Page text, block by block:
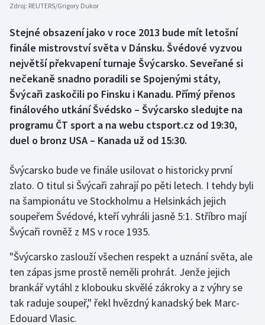
Box
Curling
Dostihy
Florbal
Futsal
Golf
Gymnastika
Jezdectví
Judo
Zdroj: REUTERS/Grigory Dukor
Stejné obsazení jako v roce 2013 bude mít letošní
finále mistrovství světa v Dánsku. Švédové vyzvou
největší překvapení turnaje Švýcarsko. Seveřané si
nečekaně snadno poradili se Spojenými státy,
Švýcaři zaskočili po Finsku i Kanadu. Přímý přenos
finálového utkání Švédsko – Švýcarsko sledujte na
programu ČT sport a na webu ctsport.cz od 19:30,
duel o bronz USA – Kanada už od 15:30.
Švýcarsko bude ve finále usilovat o historicky první
zlato. O titul si Švýcaři zahrají po pěti letech. I tehdy byli
na šampionátu ve Stockholmu a Helsinkách jejich
soupeřem Švédové, kteří vyhráli jasně 5:1. Stříbro mají
Švýcaři rovněž z MS v roce 1935.
"Švýcarsko zaslouží všechen respekt a uznání světa, ale
ten zápas jsme prostě neměli prohrát. Jenže jejich
brankář vytáhl z klobouku skvělé zákroky a z výhry se
tak raduje soupeř," řekl hvězdný kanadský bek Marc-
Edouard Vlasic.